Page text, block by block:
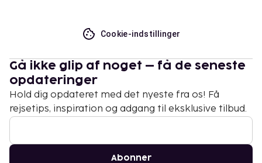
Cookie-indstillinger
Gå ikke glip af noget – få de seneste
opdateringer
Hold dig opdateret med det nyeste fra os! Få
rejsetips, inspiration og adgang til eksklusive tilbud.
Abonner